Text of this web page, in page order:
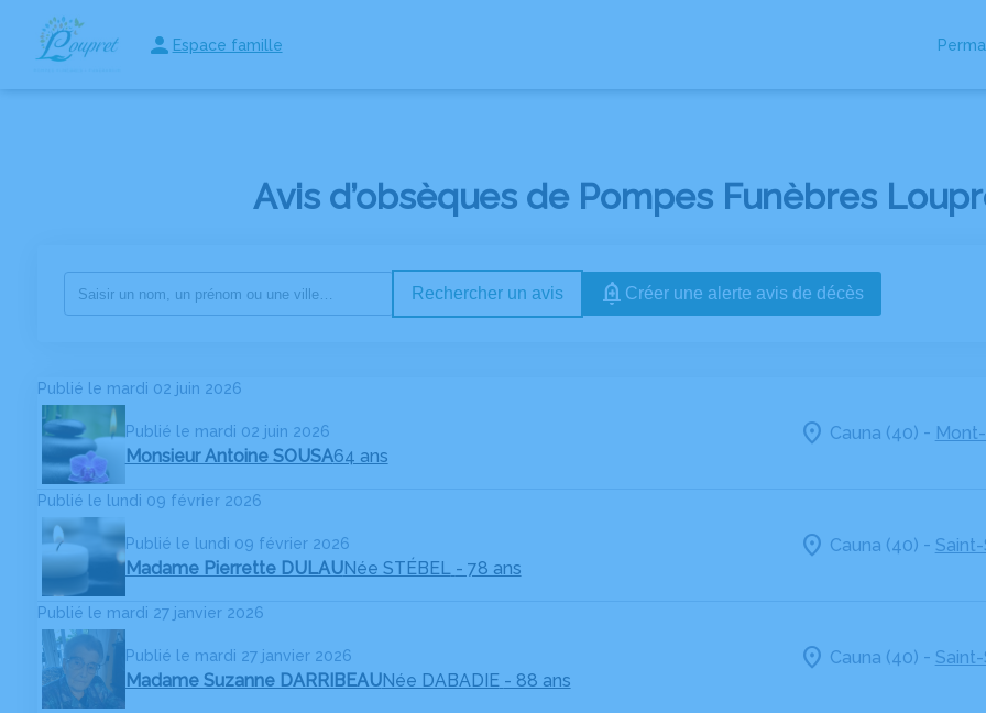
Espace famille
NOS SERVICES NOS AGENCES
Avis d’obsèques de Pompes Funèbres
Rechercher un avis Créer une alerte avis de décès
Publié le mardi 02 juin 2026
Publié le mardi 02 juin 2026
Monsieur Antoine SOUSA64 ans
Cauna (40) -
Publié le lundi 09 février 2026
Publié le lundi 09 février 2026
Madame Pierrette DULAUNée STÉBEL - 78 ans
Cauna (40) -
Publié le mardi 27 janvier 2026
Publié le mardi 27 janvier 2026
Madame Suzanne DARRIBEAUNée DABADIE - 88 ans
Cauna (40) -